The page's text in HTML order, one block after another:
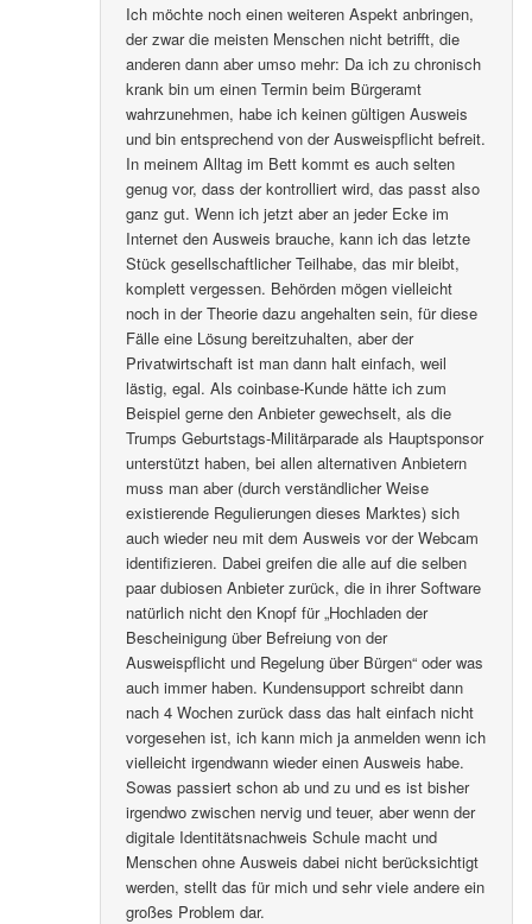
Ich möchte noch einen weiteren Aspekt anbringen,
der zwar die meisten Menschen nicht betrifft, die
anderen dann aber umso mehr: Da ich zu chronisch
krank bin um einen Termin beim Bürgeramt
wahrzunehmen, habe ich keinen gültigen Ausweis
und bin entsprechend von der Ausweispflicht befreit.
In meinem Alltag im Bett kommt es auch selten
genug vor, dass der kontrolliert wird, das passt also
ganz gut. Wenn ich jetzt aber an jeder Ecke im
Internet den Ausweis brauche, kann ich das letzte
Stück gesellschaftlicher Teilhabe, das mir bleibt,
komplett vergessen. Behörden mögen vielleicht
noch in der Theorie dazu angehalten sein, für diese
Fälle eine Lösung bereitzuhalten, aber der
Privatwirtschaft ist man dann halt einfach, weil
lästig, egal. Als coinbase-Kunde hätte ich zum
Beispiel gerne den Anbieter gewechselt, als die
Trumps Geburtstags-Militärparade als Hauptsponsor
unterstützt haben, bei allen alternativen Anbietern
muss man aber (durch verständlicher Weise
existierende Regulierungen dieses Marktes) sich
auch wieder neu mit dem Ausweis vor der Webcam
identifizieren. Dabei greifen die alle auf die selben
paar dubiosen Anbieter zurück, die in ihrer Software
natürlich nicht den Knopf für „Hochladen der
Bescheinigung über Befreiung von der
Ausweispflicht und Regelung über Bürgen“ oder was
auch immer haben. Kundensupport schreibt dann
nach 4 Wochen zurück dass das halt einfach nicht
vorgesehen ist, ich kann mich ja anmelden wenn ich
vielleicht irgendwann wieder einen Ausweis habe.
Sowas passiert schon ab und zu und es ist bisher
irgendwo zwischen nervig und teuer, aber wenn der
digitale Identitätsnachweis Schule macht und
Menschen ohne Ausweis dabei nicht berücksichtigt
werden, stellt das für mich und sehr viele andere ein
großes Problem dar.